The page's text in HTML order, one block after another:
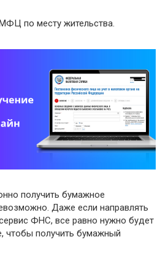
по месту жительства.
получить бумажное
Даже если направлять
ФНС, все равно нужно будет
чтобы получить бумажный